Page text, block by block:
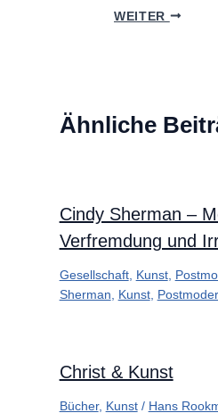
WEITER
Ähnliche
Cindy Sherman –
Verfremdung und
Gesellschaft, Kunst,
Sherman, Kunst,
Christ & Kunst
Bücher, Kunst/ Hans